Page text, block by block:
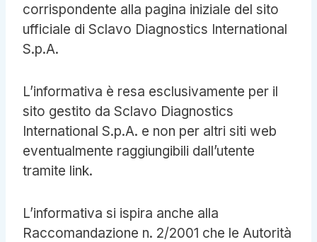
corrispondente alla pagina iniziale del sito
ufficiale di Sclavo Diagnostics International
S.p.A.
L’informativa è resa esclusivamente per il
sito gestito da Sclavo Diagnostics
International S.p.A. e non per altri siti web
eventualmente raggiungibili dall’utente
tramite link.
L’informativa si ispira anche alla
Raccomandazione n. 2/2001 che le Autorità